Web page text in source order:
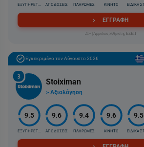
ΕΞΥΠΗΡΕΤΗΣΗ ΑΠΟΔΟΣΕΙΣ ΠΛΗΡΩΜΕΣ ΚΙΝΗΤΟ
ΕΓΓΡΑΦΗ
21+ |Αρμόδιος Ρυθμιστής ΕΕΕΠ
Εγκεκριμένο τον Αύγουστο 2026
3
Stoiximan
> Αξιολόγηση
9.5
ΕΞΥΠΗΡΕΤΗΣΗ
9.6
ΑΠΟΔΟΣΕΙΣ
9.4
ΠΛΗΡΩΜΕΣ
9.6
ΚΙΝΗΤΟ
9.5